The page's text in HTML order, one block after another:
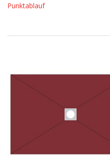
Punktablauf